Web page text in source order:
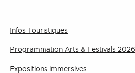
Infos Touristiques
Programmation Arts & Festivals 2026
Expositions immersives